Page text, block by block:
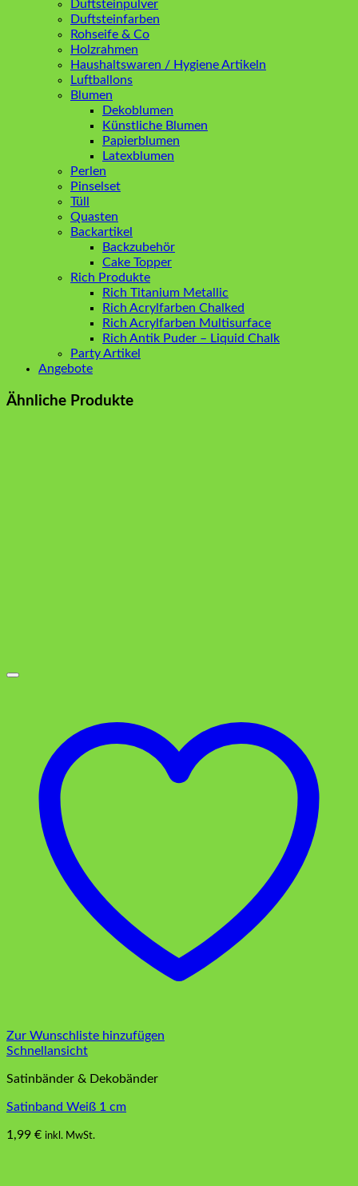
Duftsteinpulver
Duftsteinfarben
Rohseife & Co
Holzrahmen
Haushaltswaren / Hygiene Artikeln
Luftballons
Blumen
Dekoblumen
Künstliche Blumen
Papierblumen
Latexblumen
Perlen
Pinselset
Tüll
Quasten
Backartikel
Backzubehör
Cake Topper
Rich Produkte
Rich Titanium Metallic
Rich Acrylfarben Chalked
Rich Acrylfarben Multisurface
Rich Antik Puder – Liquid Chalk
Party Artikel
Angebote
Ähnliche Produkte
Zur Wunschliste hinzufügen
Schnellansicht
Satinbänder & Dekobänder
Satinband Weiß 1 cm
1,99 € inkl. MwSt.